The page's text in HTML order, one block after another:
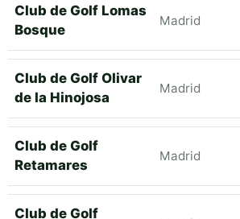
Club de Golf Lomas
Bosque
Madrid
Club de Golf Olivar
de la Hinojosa
Madrid
Club de Golf
Retamares
Madrid
Club de Golf